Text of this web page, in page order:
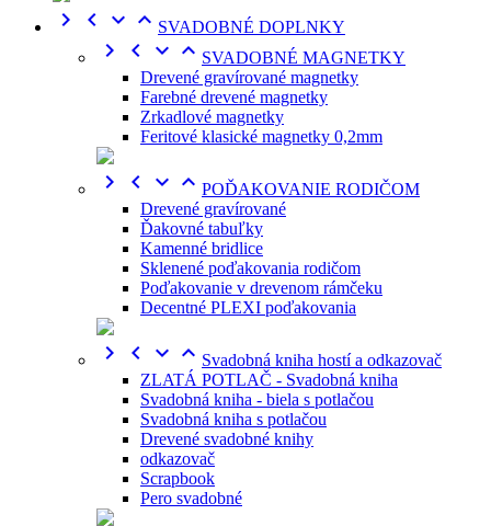
    SVADOBNÉ DOPLNKY
    SVADOBNÉ MAGNETKY
Drevené gravírované magnetky
Farebné drevené magnetky
Zrkadlové magnetky
Feritové klasické magnetky 0,2mm
    POĎAKOVANIE RODIČOM
Drevené gravírované
Ďakovné tabuľky
Kamenné bridlice
Sklenené poďakovania rodičom
Poďakovanie v drevenom rámčeku
Decentné PLEXI poďakovania
    Svadobná kniha hostí a odkazovač
ZLATÁ POTLAČ - Svadobná kniha
Svadobná kniha - biela s potlačou
Svadobná kniha s potlačou
Drevené svadobné knihy
odkazovač
Scrapbook
Pero svadobné